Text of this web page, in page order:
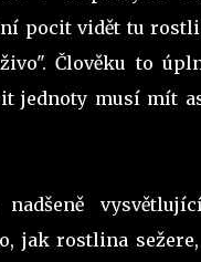
pocit vidět tu
Člověku to
jednoty musí mít
jak rostlina